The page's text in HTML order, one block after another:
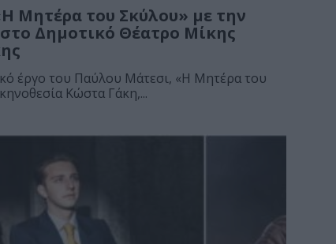
Μητέρα του Σκύλου» με την
Δημοτικό Θέατρο Μίκης
έργο του Παύλου Μάτεσι, «Η Μητέρα του
Κώστα Γάκη,...